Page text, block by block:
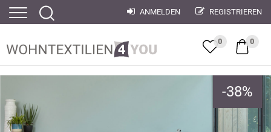
ANMELDEN REGISTRIEREN
0 0
-38%